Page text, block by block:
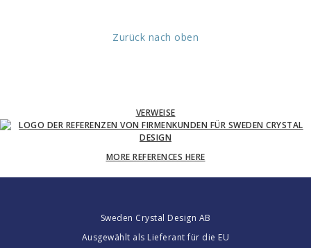
Zurück nach oben
VERWEISE
MORE REFERENCES HERE
Sweden Crystal Design AB
Ausgewählt als Lieferant für die EU